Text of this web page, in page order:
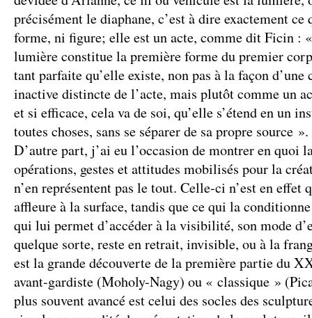
précisément le diaphane, c’est à dire exactement ce
forme, ni figure; elle est un acte, comme dit Ficin :
lumière constitue la première forme du premier
tant parfaite qu’elle existe, non pas à la façon
inactive distincte de l’acte, mais plutôt comme un
et si efficace, cela va de soi, qu’elle s’étend en un
toutes choses, sans se séparer de sa propre source ».
D’autre part, j’ai eu l’occasion de montrer en quoi
opérations, gestes et attitudes mobilisés pour la
n’en représentent pas le tout. Celle-ci n’est en effet
affleure à la surface, tandis que ce qui la
qui lui permet d’accéder à la visibilité, son mode
quelque sorte, reste en retrait, invisible, ou à la
est la grande découverte de la première partie du
avant-gardiste (Moholy-Nagy) ou « classique »
plus souvent avancé est celui des socles des